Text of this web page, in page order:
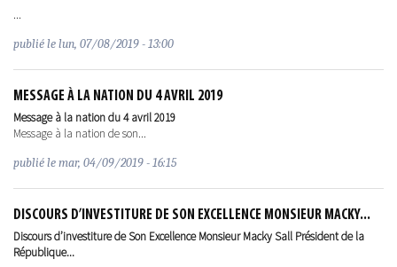
...
publié lelun, 07/08/2019 - 13:00
MESSAGE À LA NATION DU 4 AVRIL 2019
Message à la nation du 4 avril 2019
Message à la nation de son...
publié lemar, 04/09/2019 - 16:15
DISCOURS D’INVESTITURE DE SON EXCELLENCE MONSIEUR MACKY...
Discours d’investiture de Son Excellence Monsieur Macky Sall Président de la
République...